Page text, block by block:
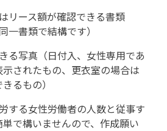
リース額が確認できる書類
一書類で結構です）
る写真（日付入、女性専用であ
されたもの、更衣室の場合は
るもの）
する女性労働者の人数と従事す
で構いませんので、作成願い